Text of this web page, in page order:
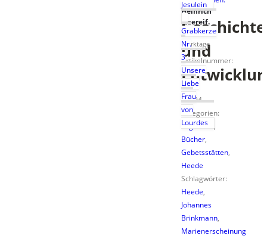
Jesulein
Grabkerze
Nr.
3
Unsere
Liebe
Frau
von
Lourdes
Geschichte
und
)Heinrich
Eizereif.
ca.
4
Werktage
Artikelnummer:
0009
0205
04194
Kategorien:
Pilgerorte,
Bücher,
Gebetsstätten,
Heede
Schlagwörter:
Heede,
Johannes
Brinkmann,
Marienerscheinung